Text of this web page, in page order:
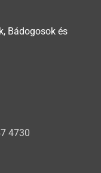
Bádogosok és
4730